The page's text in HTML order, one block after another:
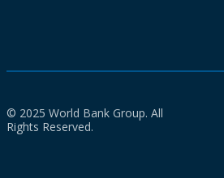
© 2025 World Bank Group. All
Rights Reserved.